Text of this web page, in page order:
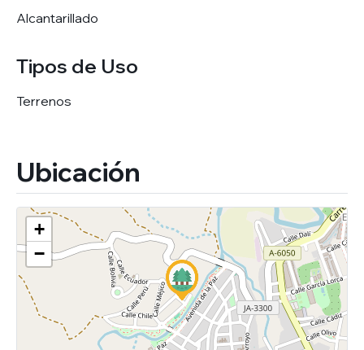
Alcantarillado
Tipos de Uso
Terrenos
Ubicación
+
−